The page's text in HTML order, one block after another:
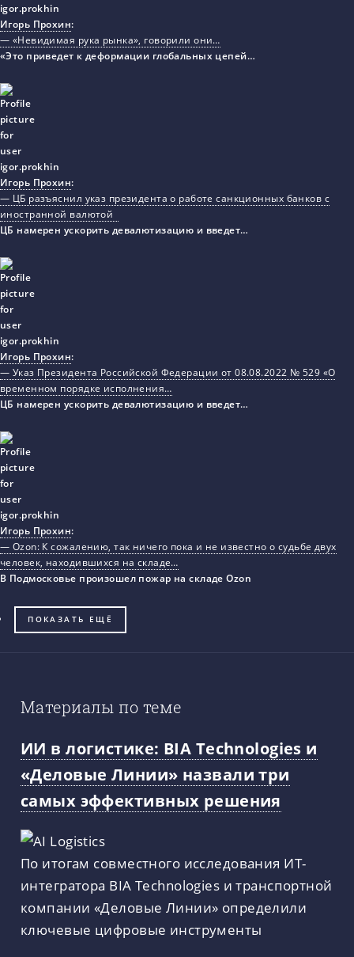
Игорь Прохин:
— «Невидимая рука рынка», говорили они…
«Это приведет к деформации глобальных цепей…
Игорь Прохин:
— ЦБ разъяснил указ президента о работе санкционных банков с
иностранной валютой
ЦБ намерен ускорить девалютизацию и введет…
Игорь Прохин:
— Указ Президента Российской Федерации от 08.08.2022 № 529 «О
временном порядке исполнения…
ЦБ намерен ускорить девалютизацию и введет…
Игорь Прохин:
— Ozon: К сожалению, так ничего пока и не известно о судьбе двух
человек, находившихся на складе…
В Подмосковье произошел пожар на складе Ozon
ПОКАЗАТЬ ЕЩЁ
Материалы по теме
ИИ в логистике: BIA Technologies и
«Деловые Линии» назвали три
самых эффективных решения
По итогам совместного исследования ИТ-
интегратора BIA Technologies и транспортной
компании «Деловые Линии» определили
ключевые цифровые инструменты